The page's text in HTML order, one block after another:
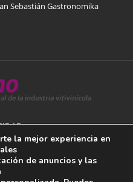
Sebastián Gastronomika
la mejor experiencia en
de anuncios y las